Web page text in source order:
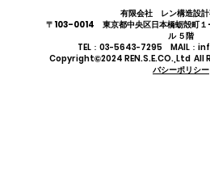
有限会社 レン構造設
〒103-0014 東京都中央区日本橋蛎殻町
ル ５階
TEL：03-5643-7295 MAIL：
Copyright©2024 REN.S.E.CO.,Ltd
バシーポリシー